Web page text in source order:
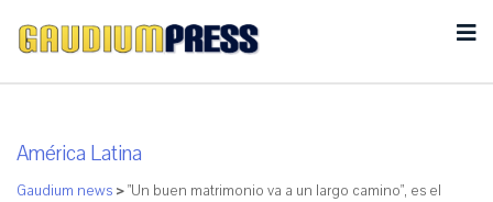
América Latina
Gaudium news >"Un buen matrimonio va a un largo camino", es el